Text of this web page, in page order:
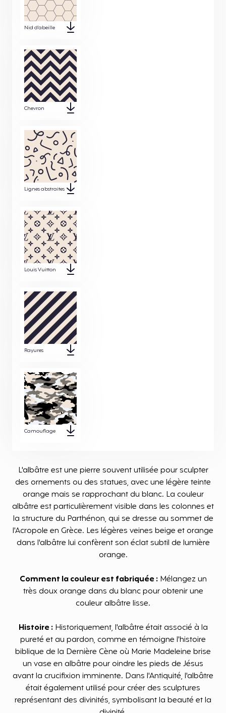
L'albâtre est une pierre souvent utilisée pour sculpter
des ornements ou des statues, avec une légère teinte
orange mais se rapprochant du blanc. La couleur
albâtre est particulièrement visible dans les colonnes et
la structure du Parthénon, qui se dresse au sommet de
l'Acropole en Grèce. Les légères veines beige et orange
dans l'albâtre lui confèrent son éclat subtil de lumière
orange.
Comment la couleur est fabriquée :Mélangez un
très doux orange dans du blanc pour obtenir une
couleur albâtre lisse.
Histoire :Historiquement, l'albâtre était associé à la
pureté et au pardon, comme en témoigne l'histoire
biblique de la Dernière Cène où Marie Madeleine brise
un vase en albâtre pour oindre les pieds de Jésus
avant la crucifixion imminente. Dans l'Antiquité, l'albâtre
était également utilisé pour créer des sculptures
représentant des divinités, symbolisant la beauté et la
Nid d’abeille
Chevron
Lignes abstraites
Louis Vuitton
Rayures
Camouflage